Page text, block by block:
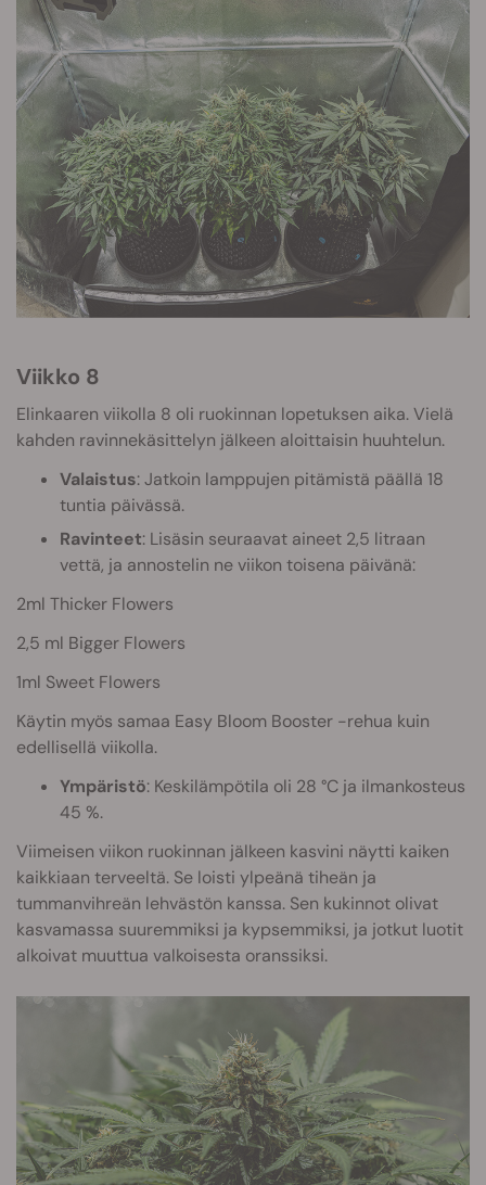
Viikko 8
Elinkaaren viikolla 8 oli ruokinnan lopetuksen aika. Vielä
kahden ravinnekäsittelyn jälkeen aloittaisin huuhtelun.
Valaistus: Jatkoin lamppujen pitämistä päällä 18
tuntia päivässä.
Ravinteet: Lisäsin seuraavat aineet 2,5 litraan
vettä, ja annostelin ne viikon toisena päivänä:
2ml Thicker Flowers
2,5 ml Bigger Flowers
1ml Sweet Flowers
Käytin myös samaa Easy Bloom Booster -rehua kuin
edellisellä viikolla.
Ympäristö: Keskilämpötila oli 28 °C ja ilmankosteus
45 %.
Viimeisen viikon ruokinnan jälkeen kasvini näytti kaiken
kaikkiaan terveeltä. Se loisti ylpeänä tiheän ja
tummanvihreän lehvästön kanssa. Sen kukinnot olivat
kasvamassa suuremmiksi ja kypsemmiksi, ja jotkut luotit
alkoivat muuttua valkoisesta oranssiksi.